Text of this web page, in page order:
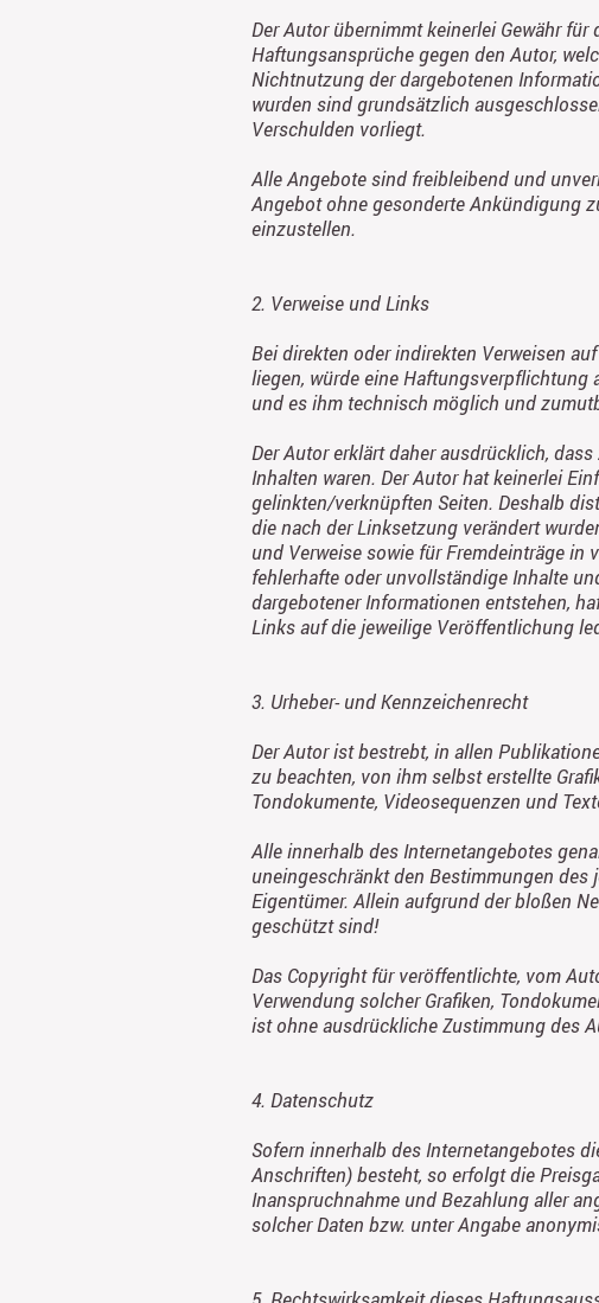
Der Autor übernimmt keinerlei Gewähr
Haftungsansprüche gegen den Autor,
Nichtnutzung der dargebotenen
wurden sind grundsätzlich
Verschulden vorliegt.
Alle Angebote sind freibleibend und
Angebot ohne gesonderte Ankündigung
einzustellen.
2. Verweise und Links
Bei direkten oder indirekten Verweisen
liegen, würde eine Haftungsverpflichtung
und es ihm technisch möglich und
Der Autor erklärt daher ausdrücklich,
Inhalten waren. Der Autor hat keinerlei
gelinkten/verknüpften Seiten. Deshalb
die nach der Linksetzung verändert
und Verweise sowie für Fremdeinträge
fehlerhafte oder unvollständige Inhalte
dargebotener Informationen entstehen,
Links auf die jeweilige Veröffentlichung
3. Urheber- und Kennzeichenrecht
Der Autor ist bestrebt, in allen
zu beachten, von ihm selbst erstellte
Tondokumente, Videosequenzen und
Alle innerhalb des Internetangebotes
uneingeschränkt den Bestimmungen
Eigentümer. Allein aufgrund der bloßen
geschützt sind!
Das Copyright für veröffentlichte, vom
Verwendung solcher Grafiken,
ist ohne ausdrückliche Zustimmung des
4. Datenschutz
Sofern innerhalb des Internetangebotes
Anschriften) besteht, so erfolgt die
Inanspruchnahme und Bezahlung aller
solcher Daten bzw. unter Angabe